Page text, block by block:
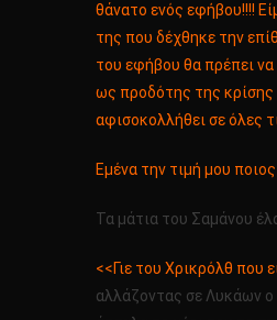
θάνατο ενός εφήβου!!!!
της που δέχθηκε την
του εφήβου θα πρέπει να
ως προδότης της κρίσης
αφισοκολλήθει σε όλες
Εμένα την τιμή μου
Τα μάτια του Σαμάνου
<<Γιε του Χρικρόλθ που
αλλάζοντας σε Λυκάων ο